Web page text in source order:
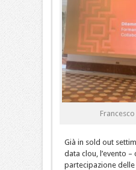
Già in sold out
data clou, l’evento –
partecipazione